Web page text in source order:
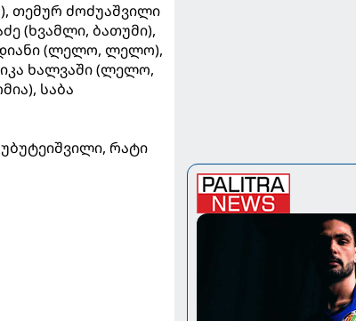
თემურ ძოძუაშვილი
(ხვამლი, ბათუმი),
(ლელო, ლელო),
ხალვაში (ლელო,
საბა
რატი